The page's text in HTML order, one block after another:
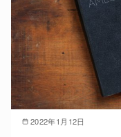
2022年1月12日